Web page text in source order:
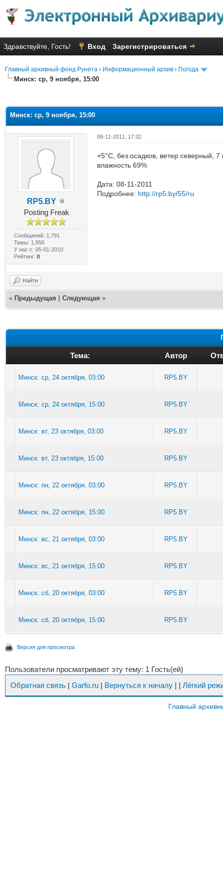
Здравствуйте, Гость! Вход Зарегистрироваться
Главный архивный фонд Рунета › Информационный архив › Погода
Минск: ср, 9 ноября, 15:00
Минск: ср, 9 ноября, 15:00
RP5.BY
Posting Freak
Сообщений: 1,791
Темы: 1,558
У нас с: 05-01-2010
Рейтинг: 0
08-11-2011, 17:32
+5°C, без осадков, ветер северный,
влажность 69%
Дата: 08-11-2011
Подробнее: http://rp5.by/55/ru
Найти
« Предыдущая Следующая »
Тема: Автор
Минск: ср, 24 октября, 03:00 RP5.BY
Минск: ср, 24 октября, 15:00 RP5.BY
Минск: вт, 23 октября, 03:00 RP5.BY
Минск: вт, 23 октября, 15:00 RP5.BY
Минск: пн, 22 октября, 03:00 RP5.BY
Минск: пн, 22 октября, 15:00 RP5.BY
Минск: вс, 21 октября, 03:00 RP5.BY
Минск: вс, 21 октября, 15:00 RP5.BY
Минск: сб, 20 октября, 03:00 RP5.BY
Минск: сб, 20 октября, 15:00 RP5.BY
Версия для просмотра
Пользователи просматривают эту тему: 1 Гость(ей)
Обратная связь | Garfo.ru | Вернуться к началу | | Лёгкий
Главный